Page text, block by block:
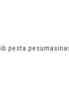
pesta